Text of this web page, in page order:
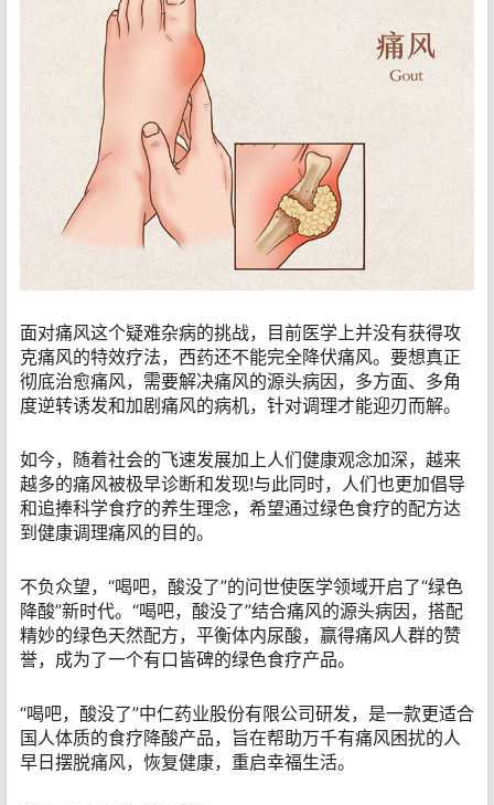
面对痛风这个疑难杂病的挑战，目前医学上并没有获得攻
克痛风的特效疗法，西药还不能完全降伏痛风。要想真正
彻底治愈痛风，需要解决痛风的源头病因，多方面、多角
度逆转诱发和加剧痛风的病机，针对调理才能迎刃而解。
如今，随着社会的飞速发展加上人们健康观念加深，越来
越多的痛风被极早诊断和发现!与此同时，人们也更加倡导
和追捧科学食疗的养生理念，希望通过绿色食疗的配方达
到健康调理痛风的目的。
不负众望，“喝吧，酸没了”的问世使医学领域开启了“绿色
降酸”新时代。“喝吧，酸没了”结合痛风的源头病因，搭配
精妙的绿色天然配方，平衡体内尿酸，赢得痛风人群的赞
誉，成为了一个有口皆碑的绿色食疗产品。
“喝吧，酸没了”中仁药业股份有限公司研发，是一款更适合
国人体质的食疗降酸产品，旨在帮助万千有痛风困扰的人
早日摆脱痛风，恢复健康，重启幸福生活。